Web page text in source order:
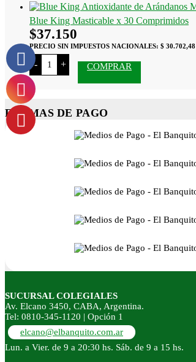
Ml
cantidad
Blue King Masticable x 30 Comprimidos
$37.150
PRECIO SIN IMPUESTOS NACIONALES: $ 30.702,48
-
Blue
King
Masticable
cantidad
+ COMPRAR
FORMAS DE PAGO
SUCURSAL COLEGIALES
Av. Elcano 3450, CABA, Argentina.
Tel: 0810-345-1120 | Opción 1
elcano@elbanquito.com.ar
Lun. a Vier. de 9 a 20:30 hs. Sáb. de 9 a 15 hs.